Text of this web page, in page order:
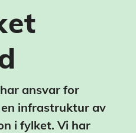
ansvar for
infrastruktur av
i fylket. Vi har